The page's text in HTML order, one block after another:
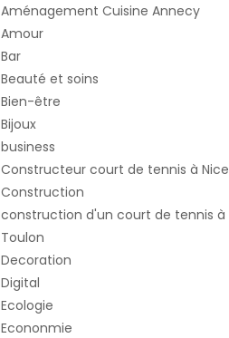
Aménagement Cuisine Annecy
Amour
Bar
Beauté et soins
Bien-être
Bijoux
business
Constructeur court de tennis à Nice
Construction
construction d'un court de tennis à
Toulon
Decoration
Digital
Ecologie
Econonmie